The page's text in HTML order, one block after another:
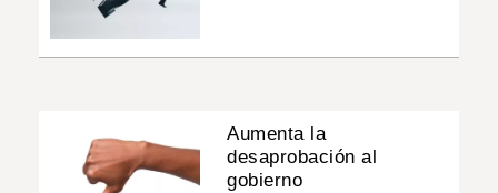
Aumenta la
desaprobación al
gobierno